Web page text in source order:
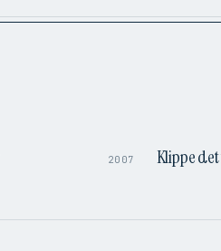
2007 Klippe